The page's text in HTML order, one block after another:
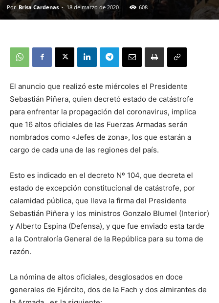
Por Brisa Cardenas - 18 de marzo de 2020 608
El anuncio que realizó este miércoles el Presidente
Sebastián Piñera, quien decretó estado de catástrofe
para enfrentar la propagación del coronavirus, implica
que 16 altos oficiales de las Fuerzas Armadas serán
nombrados como «Jefes de zona», los que estarán a
cargo de cada una de las regiones del país.
Esto es indicado en el decreto Nº 104, que decreta el
estado de excepción constitucional de catástrofe, por
calamidad pública, que lleva la firma del Presidente
Sebastián Piñera y los ministros Gonzalo Blumel (Interior)
y Alberto Espina (Defensa), y que fue enviado esta tarde
a la Contraloría General de la República para su toma de
razón.
La nómina de altos oficiales, desglosados en doce
generales de Ejército, dos de la Fach y dos almirantes de